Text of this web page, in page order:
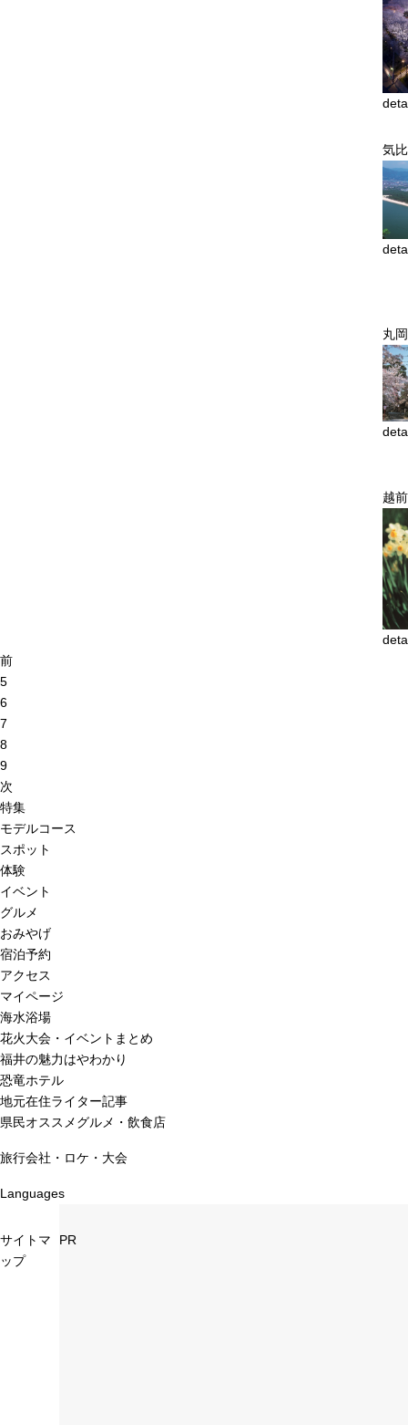
気
丸
越
前
5
6
7
8
9
次
特集
モデルコース
スポット
体験
イベント
グルメ
おみやげ
宿泊予約
アクセス
マイページ
海水浴場
花火大会・イベントまとめ
福井の魅力はやわかり
恐竜ホテル
地元在住ライター記事
県民オススメグルメ・飲食店
旅行会社・ロケ・大会
Languages
サイトマ
ップ
PR